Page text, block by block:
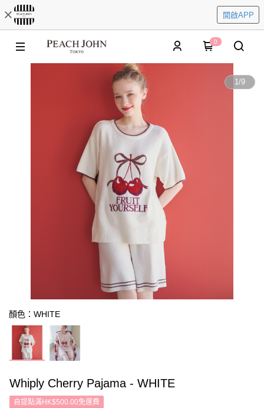
開啟APP
0
1/9
顏色：WHITE
Whiply Cherry Pajama - WHITE
自提點滿HK$500.00免運費